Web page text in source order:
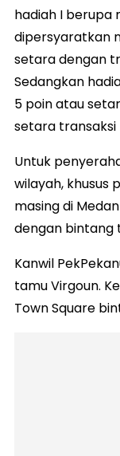
hadiah I berupa
dipersyaratkan
setara dengan
Sedangkan
5 poin atau
setara transaksi
Untuk
wilayah, khusus
masing di
dengan bintang
Kanwil
tamu Virgoun.
Town Square